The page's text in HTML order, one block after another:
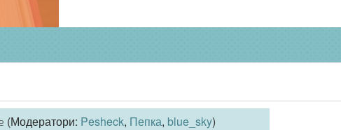
(Модератори: Pesheck, Пепка, blue_sky)